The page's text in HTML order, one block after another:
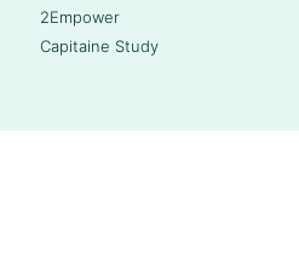
2Empower
Capitaine Study